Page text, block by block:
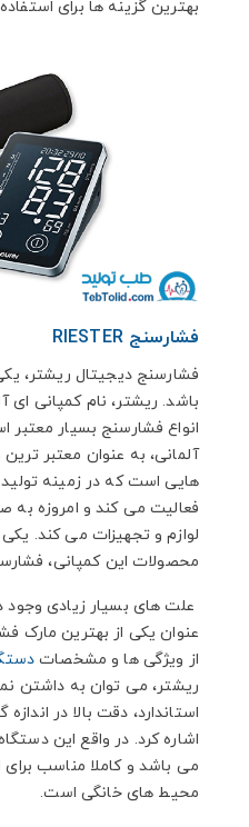
بهترین گزینه ها برای
فشارسنج RIESTER
فشارسنج دیجیتال ریشتر،
باشد. ریشتر، نام کمپانی ای
انواع فشارسنج بسیار معتبر
آلمانی، به عنوان معتبر
هایی است که در زمینه
فعالیت می کند و امروزه
لوازم و تجهیزات می کند.
محصولات این کمپانی،
علت های بسیار زیادی وجود
عنوان یکی از بهترین مارک
از ویژگی ها و مشخصات
ریشتر، می توان به داشتن
استاندارد، دقت بالا در
اشاره کرد. در واقع این
می باشد و کاملا مناسب برای
محیط های خانگی است.